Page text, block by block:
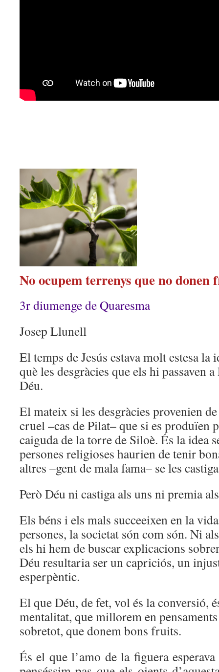
No ocupem terrenys que no donen
3r diumenge de Quaresma
Josep Llunell
El temps de Jesús estava molt estesa la
què les desgràcies que els hi passaven
Déu.
El mateix si les desgràcies provenien
cruel –cas de Pilat– que si es produïen
caiguda de la torre de Siloè. És la idea
persones religioses haurien de tenir
altres –gent de mala fama– se les
Però Déu ni castiga als uns ni premia
Els béns i els mals succeeixen en la
persones, la societat són com són. Ni
els hi hem de buscar explicacions
Déu resultaria ser un capriciós, un
esperpèntic.
El que Déu, de fet, vol és la conversió,
mentalitat, que millorem en
sobretot, que donem bons fruits.
És el que l’amo de la figuera